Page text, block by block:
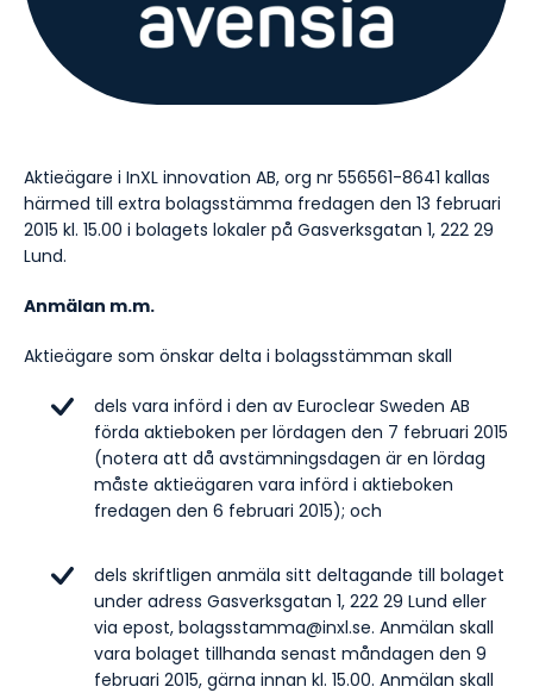
Aktieägare i InXL innovation AB, org nr 556561-8641 kallas
härmed till extra bolagsstämma fredagen den 13 februari
2015 kl. 15.00 i bolagets lokaler på Gasverksgatan 1, 222 29
Lund.
Anmälan m.m.
Aktieägare som önskar delta i bolagsstämman skall
dels vara införd i den av Euroclear Sweden AB
förda aktieboken per lördagen den 7 februari 2015
(notera att då avstämningsdagen är en lördag
måste aktieägaren vara införd i aktieboken
fredagen den 6 februari 2015); och
dels skriftligen anmäla sitt deltagande till bolaget
under adress Gasverksgatan 1, 222 29 Lund eller
via epost, bolagsstamma@inxl.se. Anmälan skall
vara bolaget tillhanda senast måndagen den 9
februari 2015, gärna innan kl. 15.00. Anmälan skall